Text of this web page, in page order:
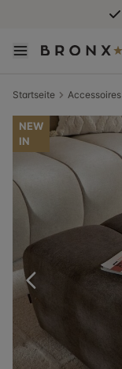
Startseite Accessoires
NEW
IN